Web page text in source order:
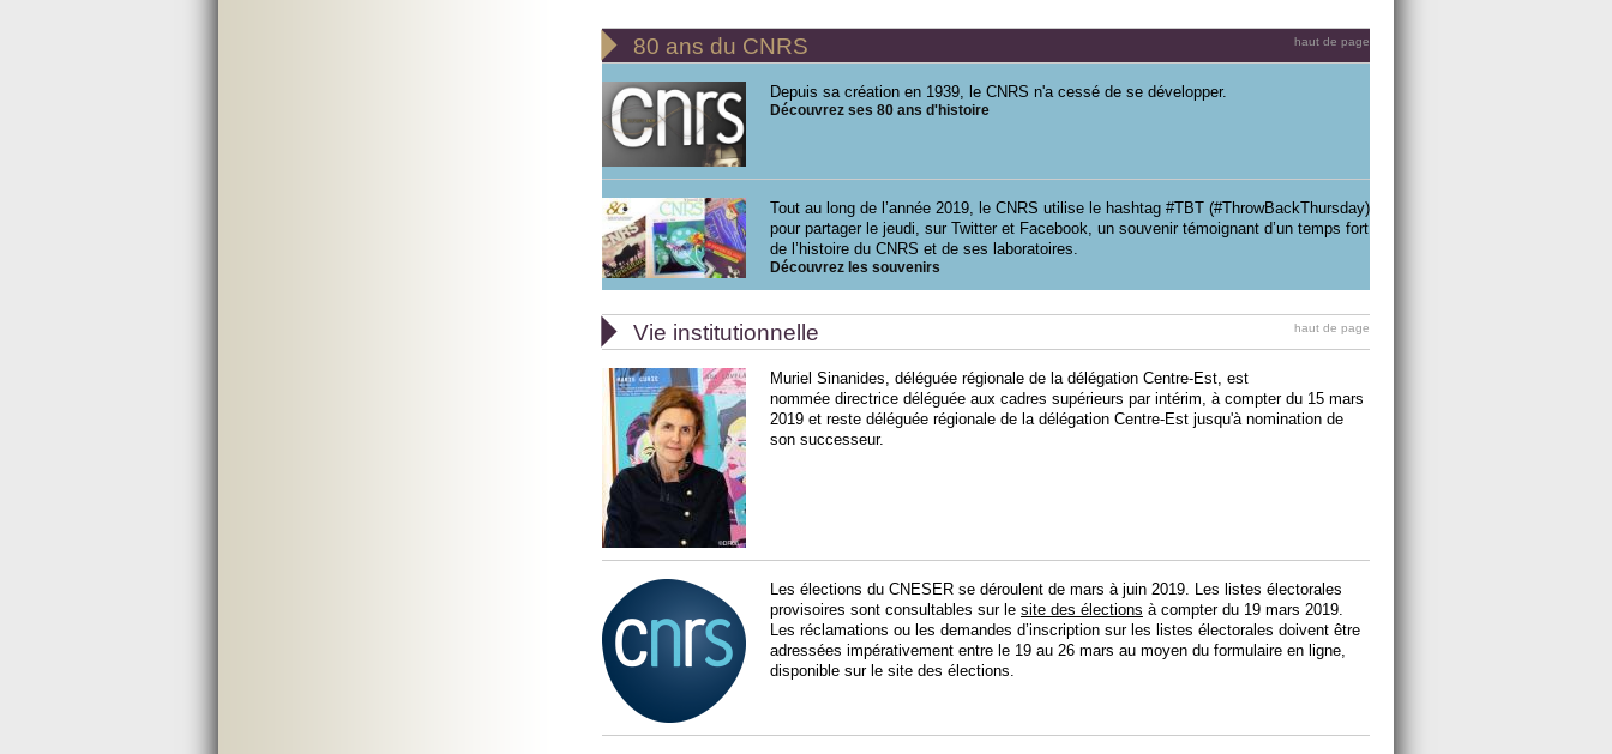
 80 ans du CNRS haut de page
Depuis sa création en 1939, le CNRS n'a cessé de se développer.
Découvrez ses 80 ans d'histoire
Tout au long de l’année 2019, le CNRS utilise le hashtag #TBT (#ThrowBackThursday)
pour partager le jeudi, sur Twitter et Facebook, un souvenir témoignant d’un temps fort
de l’histoire du CNRS et de ses laboratoires.
Découvrez les souvenirs
 Vie institutionnelle haut de page
Muriel Sinanides, déléguée régionale de la délégation Centre-Est, est
nommée directrice déléguée aux cadres supérieurs par intérim, à compter du 15 mars
2019 et reste déléguée régionale de la délégation Centre-Est jusqu'à nomination de
son successeur.
Les élections du CNESER se déroulent de mars à juin 2019. Les listes électorales
provisoires sont consultables sur le site des élections à compter du 19 mars 2019.
Les réclamations ou les demandes d’inscription sur les listes électorales doivent être
adressées impérativement entre le 19 au 26 mars au moyen du formulaire en ligne,
disponible sur le site des élections.